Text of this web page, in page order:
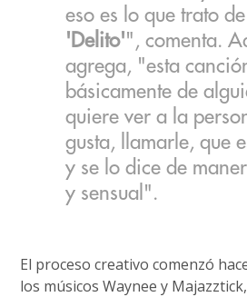
eso es lo que trato
'Delito'", comenta.
agrega, "esta
básicamente de
quiere ver a la
gusta, llamarle, que
y se lo dice de
y sensual".
El proceso creativo comenzó
los músicos Waynee y